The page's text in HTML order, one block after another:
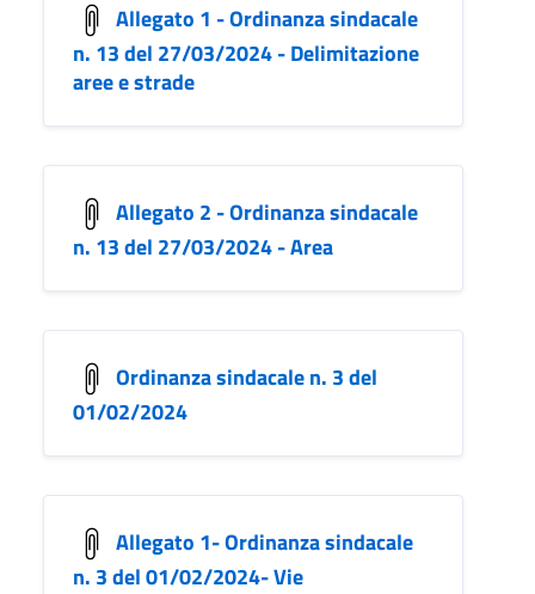
Allegato 1 - Ordinanza sindacale
n. 13 del 27/03/2024 - Delimitazione
aree e strade
Allegato 2 - Ordinanza sindacale
n. 13 del 27/03/2024 - Area
Ordinanza sindacale n. 3 del
01/02/2024
Allegato 1- Ordinanza sindacale
n. 3 del 01/02/2024- Vie